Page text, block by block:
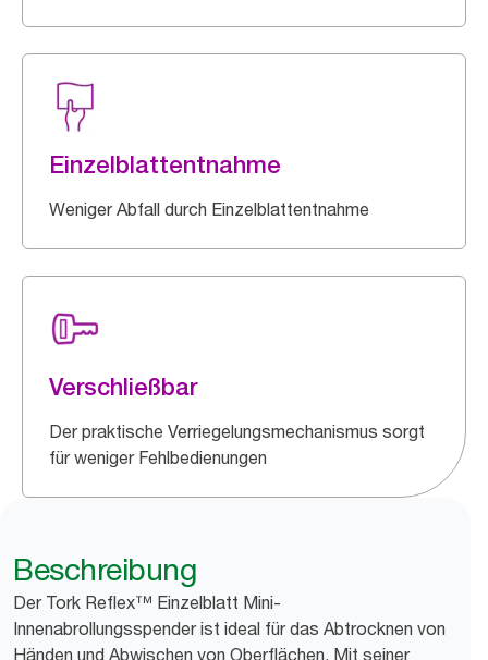
Einzelblattentnahme
Weniger Abfall durch Einzelblattentnahme
Verschließbar
Der praktische Verriegelungsmechanismus sorgt
für weniger Fehlbedienungen
Beschreibung
Der Tork Reflex™ Einzelblatt Mini-
Innenabrollungsspender ist ideal für das Abtrocknen von
Händen und Abwischen von Oberflächen. Mit seiner